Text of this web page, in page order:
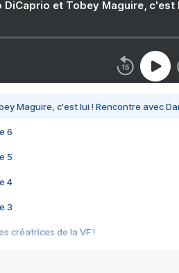
DiCaprio et Tobey Maguire,
Maguire, c'est lui ! Rencontre avec
6
5
4
3
créatrices de la VF !